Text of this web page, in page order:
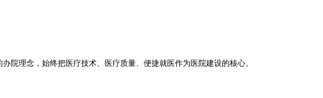
院理念，始终把医疗技术、医疗质量、便捷就医作为医院建设的核心。